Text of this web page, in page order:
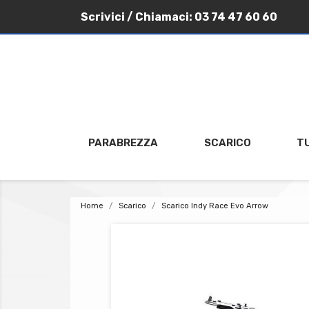
Scrivici / Chiamaci: 03 74 47 60 60
PARABREZZA SCARICO
Home Scarico Scarico Indy Race Evo Arrow